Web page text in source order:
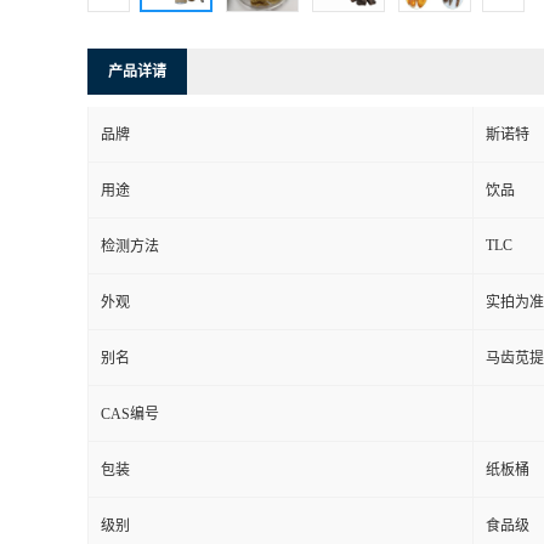
产品详请
品牌 斯诺特
用途 饮品
检测方法 TLC
外观 实拍为准
别名 马齿苋
CAS编号
包装 纸板桶
级别 食品级